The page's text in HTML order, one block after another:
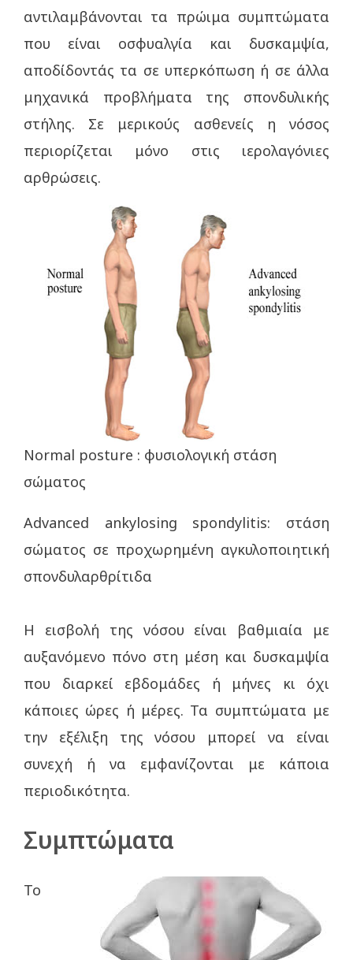
αντιλαμβάνονται τα πρώιμα συμπτώματα
που είναι οσφυαλγία και δυσκαμψία,
αποδίδοντάς τα σε υπερκόπωση ή σε άλλα
μηχανικά προβλήματα της σπονδυλικής
στήλης. Σε μερικούς ασθενείς η νόσος
περιορίζεται μόνο στις ιερολαγόνιες
αρθρώσεις.
Normal posture : φυσιολογική στάση
σώματος
Advanced ankylosing spondylitis: στάση
σώματος σε προχωρημένη αγκυλοποιητική
σπονδυλαρθρίτιδα
Η εισβολή της νόσου είναι βαθμιαία με
αυξανόμενο πόνο στη μέση και δυσκαμψία
που διαρκεί εβδομάδες ή μήνες κι όχι
κάποιες ώρες ή μέρες. Τα συμπτώματα με
την εξέλιξη της νόσου μπορεί να είναι
συνεχή ή να εμφανίζονται με κάποια
περιοδικότητα.
Συμπτώματα
Το